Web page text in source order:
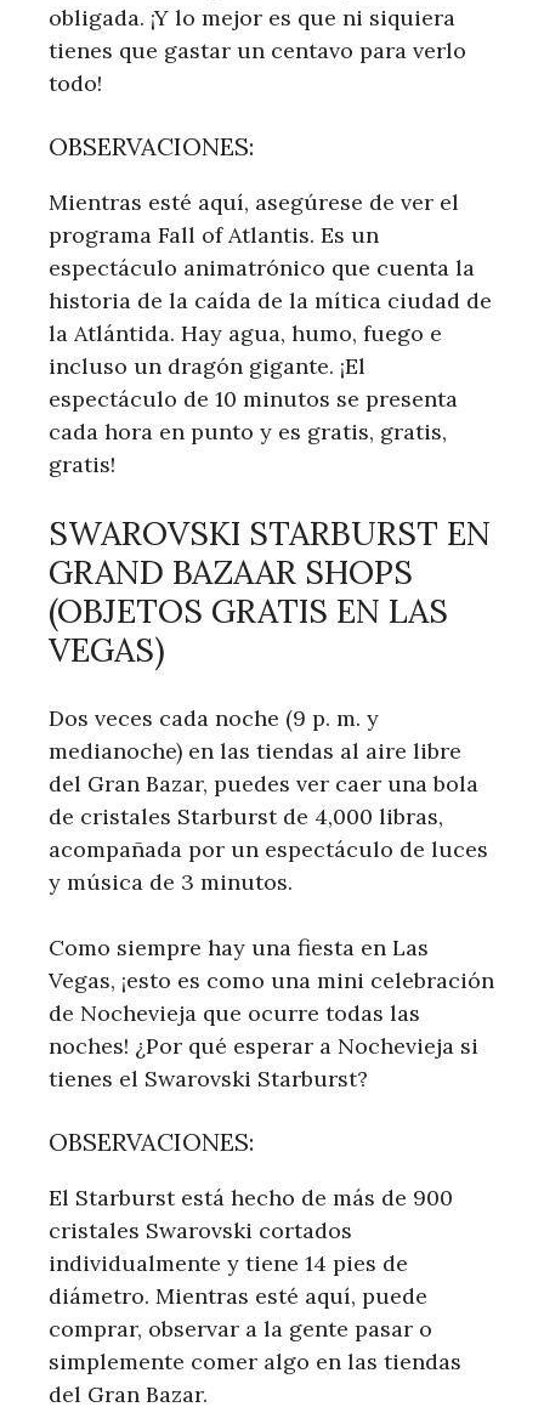
obligada. ¡Y lo mejor es que ni siquiera
tienes que gastar un centavo para verlo
todo!
OBSERVACIONES:
Mientras esté aquí, asegúrese de ver el
programa Fall of Atlantis. Es un
espectáculo animatrónico que cuenta la
historia de la caída de la mítica ciudad de
la Atlántida. Hay agua, humo, fuego e
incluso un dragón gigante. ¡El
espectáculo de 10 minutos se presenta
cada hora en punto y es gratis, gratis,
gratis!
SWAROVSKI STARBURST EN
GRAND BAZAAR SHOPS
(OBJETOS GRATIS EN LAS
VEGAS)
Dos veces cada noche (9 p. m. y
medianoche) en las tiendas al aire libre
del Gran Bazar, puedes ver caer una bola
de cristales Starburst de 4,000 libras,
acompañada por un espectáculo de luces
y música de 3 minutos.
Como siempre hay una fiesta en Las
Vegas, ¡esto es como una mini celebración
de Nochevieja que ocurre todas las
noches! ¿Por qué esperar a Nochevieja si
tienes el Swarovski Starburst?
OBSERVACIONES:
El Starburst está hecho de más de 900
cristales Swarovski cortados
individualmente y tiene 14 pies de
diámetro. Mientras esté aquí, puede
comprar, observar a la gente pasar o
simplemente comer algo en las tiendas
del Gran Bazar.